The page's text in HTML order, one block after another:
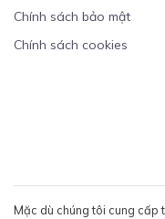
Chính sách bảo mật
Chính sách cookies
Mặc dù chúng tôi cung cấp